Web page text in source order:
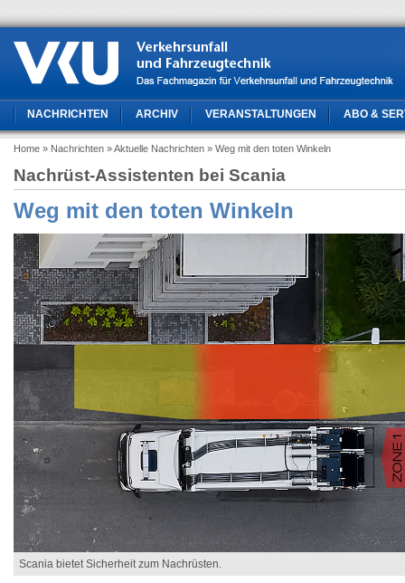
NACHRICHTEN ARCHIV VERANSTALTUNGEN ABO &
Home » Nachrichten » Aktuelle Nachrichten » Weg mit den toten Winkeln
Nachrüst-Assistenten bei Scania
Weg mit den toten Winkeln
Scania bietet Sicherheit zum Nachrüsten.